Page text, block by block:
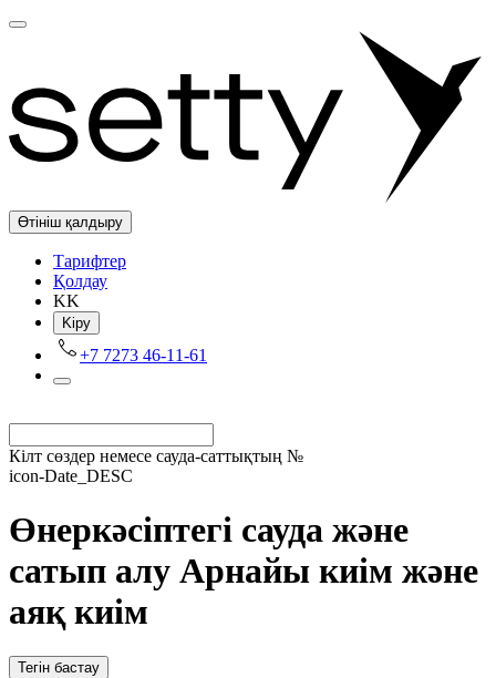
Өтініш қалдыру
Tарифтер
Қолдау
KK
Kіру
+7 7273 46-11-61
Кілт сөздер немесе сауда-саттықтың №
icon-Date_DESC
Өнеркәсіптегі сауда және
сатып алу Арнайы киім және
аяқ киім
Тегін бастау